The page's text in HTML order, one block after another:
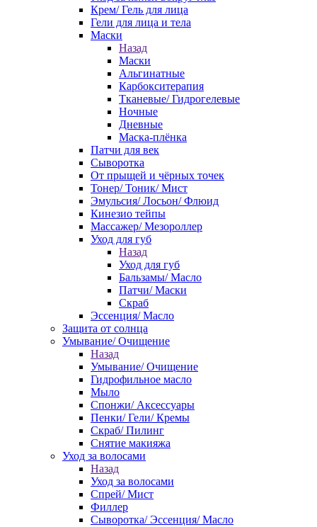
Крем/ Гель для лица
Гели для лица и тела
Маски
Назад
Маски
Альгинатные
Карбокситерапия
Тканевые/ Гидрогелевые
Ночные
Дневные
Маска-плёнка
Патчи для век
Сыворотка
От прыщей и чёрных точек
Тонер/ Тоник/ Мист
Эмульсия/ Лосьон/ Флюид
Кинезио тейпы
Массажер/ Мезороллер
Уход для губ
Назад
Уход для губ
Бальзамы/ Масло
Патчи/ Маски
Скраб
Эссенция/ Масло
Защита от солнца
Умывание/ Очищение
Назад
Умывание/ Очищение
Гидрофильное масло
Мыло
Спонжи/ Аксессуары
Пенки/ Гели/ Кремы
Скраб/ Пилинг
Снятие макияжа
Уход за волосами
Назад
Уход за волосами
Спрей/ Мист
Филлер
Сыворотка/ Эссенция/ Масло